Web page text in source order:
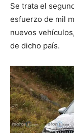
Se trata el
esfuerzo de mil
nuevos
de dicho país.